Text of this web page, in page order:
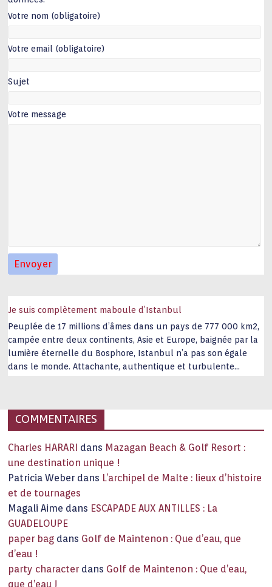
Votre nom (obligatoire)
Votre email (obligatoire)
Sujet
Votre message
Je suis complètement maboule d’Istanbul
Peuplée de 17 millions d’âmes dans un pays de 777 000 km2,
campée entre deux continents, Asie et Europe, baignée par la
lumière éternelle du Bosphore, Istanbul n’a pas son égale
dans le monde. Attachante, authentique et turbulente
COMMENTAIRES
Charles HARARI dans Mazagan Beach & Golf Resort :
une destination unique !
Patricia Weber dans L’archipel de Malte : lieux d’histoire
et de tournages
Magali Aime dans ESCAPADE AUX ANTILLES : La
GUADELOUPE
paper bag dans Golf de Maintenon : Que d’eau, que
d’eau !
party character dans Golf de Maintenon : Que d’eau,
que d’eau !